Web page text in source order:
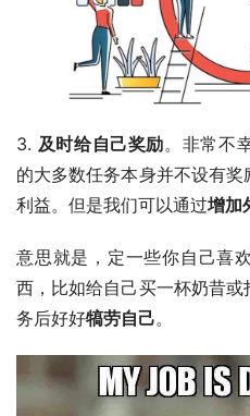
3. 及时给自己奖励。非常不
的大多数任务本身并不设有
利益。但是我们可以通过增加
意思就是，定一些你自己喜
西，比如给自己买一杯奶昔
务后好好犒劳自己。